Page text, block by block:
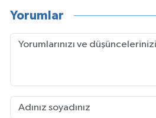
Yorumlar